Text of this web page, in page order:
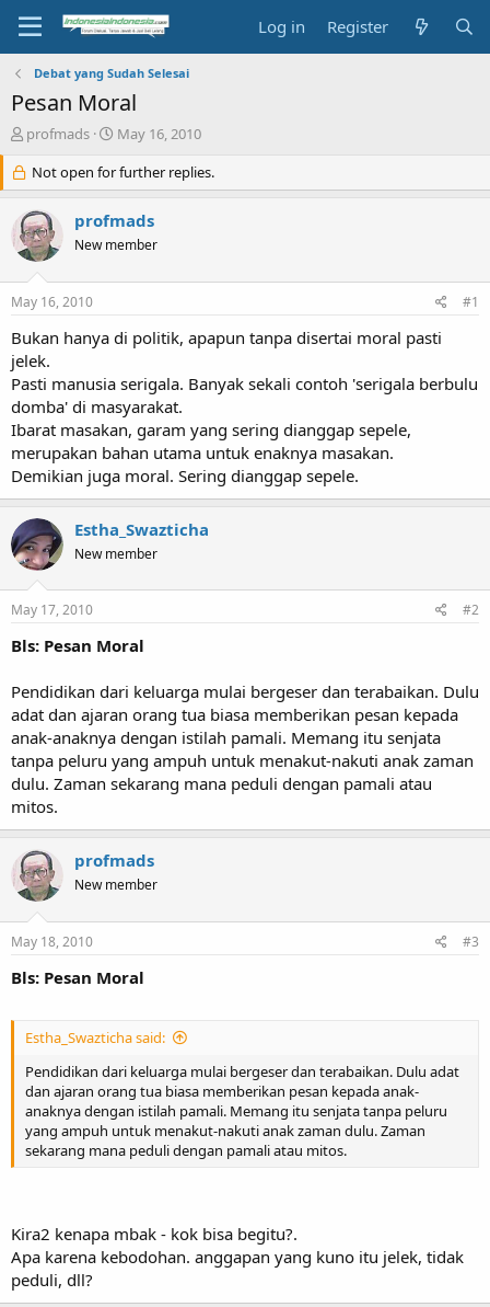
Log in Register
Debat yang Sudah Selesai
Pesan Moral
T
r
e
a
d
s
r
e
r
profmads
S
a
r
d
a
May 16, 2010
Not open for further replies.
profmads
New member
May 16, 2010 #1
Bukan hanya di politik, apapun tanpa disertai moral pasti
jelek.
Pasti manusia serigala. Banyak sekali contoh 'serigala berbulu
domba' di masyarakat.
Ibarat masakan, garam yang sering dianggap sepele,
merupakan bahan utama untuk enaknya masakan.
Demikian juga moral. Sering dianggap sepele.
Estha_Swazticha
New member
May 17, 2010 #2
Bls: Pesan Moral
Pendidikan dari keluarga mulai bergeser dan terabaikan. Dulu
adat dan ajaran orang tua biasa memberikan pesan kepada
anak-anaknya dengan istilah pamali. Memang itu senjata
tanpa peluru yang ampuh untuk menakut-nakuti anak zaman
dulu. Zaman sekarang mana peduli dengan pamali atau
mitos.
profmads
New member
May 18, 2010 #3
Bls: Pesan Moral
Estha_Swazticha said:
Pendidikan dari keluarga mulai bergeser dan terabaikan. Dulu adat
dan ajaran orang tua biasa memberikan pesan kepada anak-
anaknya dengan istilah pamali. Memang itu senjata tanpa peluru
yang ampuh untuk menakut-nakuti anak zaman dulu. Zaman
sekarang mana peduli dengan pamali atau mitos.
Kira2 kenapa mbak - kok bisa begitu?.
Apa karena kebodohan. anggapan yang kuno itu jelek, tidak
peduli, dll?